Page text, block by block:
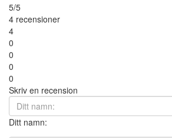
5/5
4 recensioner
4
0
0
0
0
Skriv en recension
Ditt namn: